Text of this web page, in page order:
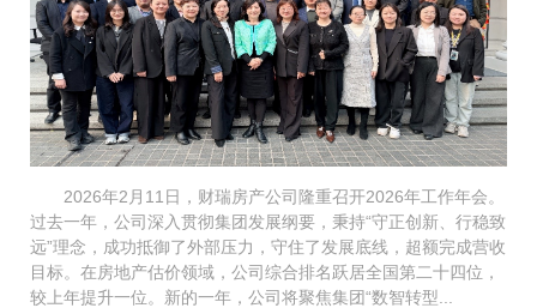
2026年2月11日，财瑞房产公司隆重召开2026年工作年会。
过去一年，公司深入贯彻集团发展纲要，秉持“守正创新、行稳致
远”理念，成功抵御了外部压力，守住了发展底线，超额完成营收
目标。在房地产估价领域，公司综合排名跃居全国第二十四位，
较上年提升一位。新的一年，公司将聚焦集团“数智转型...